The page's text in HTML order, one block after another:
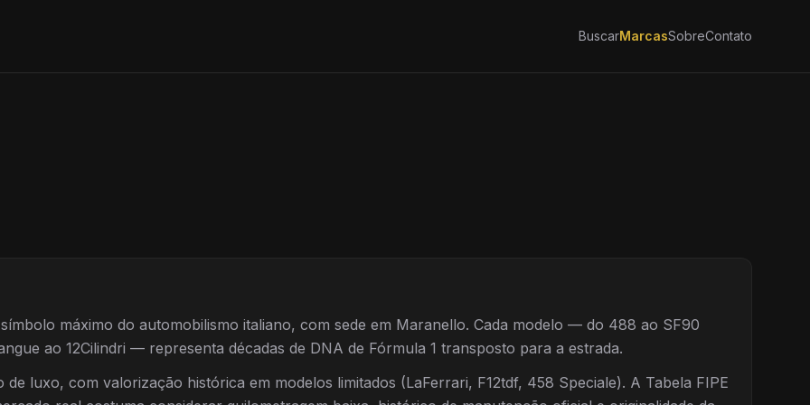
BuscarMarcasSobreContato
máximo do automobilismo italiano, com sede em Maranello. Cada modelo — do 488 ao SF90
ao 12Cilindri — representa décadas de DNA de Fórmula 1 transposto para a estrada.
luxo, com valorização histórica em modelos limitados (LaFerrari, F12tdf, 458 Speciale). A Tabela FIPE